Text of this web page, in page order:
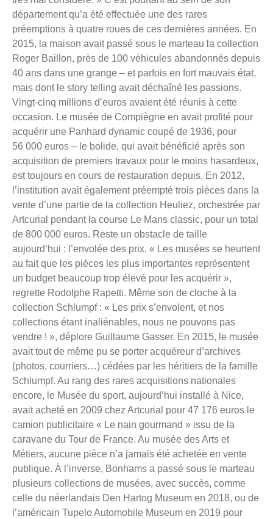
département qu’a été effectuée une des rares
préemptions à quatre roues de ces dernières années. En
2015, la maison avait passé sous le marteau la collection
Roger Baillon, près de 100 véhicules abandonnés depuis
40 ans dans une grange – et parfois en fort mauvais état,
mais dont le story telling avait déchaîné les passions.
Vingt-cinq millions d’euros avaient été réunis à cette
occasion. Le musée de Compiègne en avait profité pour
acquérir une Panhard dynamic coupé de 1936, pour
56 000 euros – le bolide, qui avait bénéficié après son
acquisition de premiers travaux pour le moins hasardeux,
est toujours en cours de restauration depuis. En 2012,
l’institution avait également préempté trois pièces dans la
vente d’une partie de la collection Heuliez, orchestrée par
Artcurial pendant la course Le Mans classic, pour un total
de 800 000 euros. Reste un obstacle de taille
aujourd’hui : l’envolée des prix. « Les musées se heurtent
au fait que les pièces les plus importantes représentent
un budget beaucoup trop élevé pour les acquérir »,
regrette Rodolphe Rapetti. Même son de cloche à la
collection Schlumpf : « Les prix s’envolent, et nos
collections étant inaliénables, nous ne pouvons pas
vendre ! », déplore Guillaume Gasser. En 2015, le musée
avait tout de même pu se porter acquéreur d’archives
(photos, courriers…) cédées par les héritiers de la famille
Schlumpf. Au rang des rares acquisitions nationales
encore, le Musée du sport, aujourd’hui installé à Nice,
avait acheté en 2009 chez Artcurial pour 47 176 euros le
camion publicitaire « Le nain gourmand » issu de la
caravane du Tour de France. Au musée des Arts et
Métiers, aucune pièce n’a jamais été achetée en vente
publique. À l’inverse, Bonhams a passé sous le marteau
plusieurs collections de musées, avec succès, comme
celle du néerlandais Den Hartog Museum en 2018, ou de
l’américain Tupelo Automobile Museum en 2019 pour